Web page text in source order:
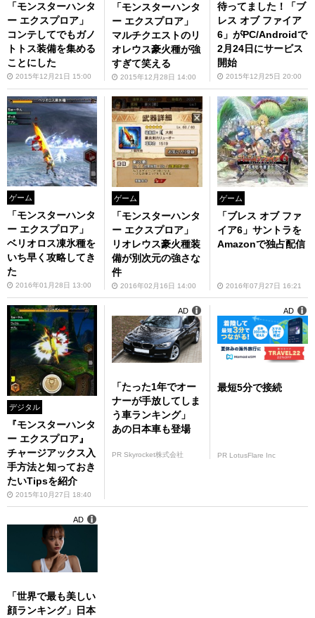
「モンスターハンタ
ー エクスプロア」
コンテしてでもガノ
トトス装備を集める
ことにした
2015年12月21日 15:00
「モンスターハンタ
ー エクスプロア」
マルチクエストのリ
オレウス豪火種が強
すぎて笑える
2015年12月28日 14:00
待ってました！「ブ
レス オブ ファイア
6」がPC/Androidで
2月24日にサービス
開始
2015年12月25日 20:00
ゲーム
「モンスターハンタ
ー エクスプロア」
ベリオロス凍氷種を
いち早く攻略してき
た
2016年01月28日 13:00
ゲーム
「モンスターハンタ
ー エクスプロア」
リオレウス豪火種装
備が別次元の強さな
件
2016年02月16日 14:00
ゲーム
「ブレス オブ ファ
イア6」サントラを
Amazonで独占配信
2016年07月27日 16:21
デジタル
『モンスターハンタ
ー エクスプロア』
チャージアックス入
手方法と知っておき
たいTipsを紹介
2015年10月27日 18:40
「たった1年でオー
ナーが手放してしま
う車ランキング」
あの日本車も登場
PR Skyrocket株式会社
AD
最短5分で接続
PR LotusFlare Inc
AD
「世界で最も美しい
顔ランキング」日本
AD